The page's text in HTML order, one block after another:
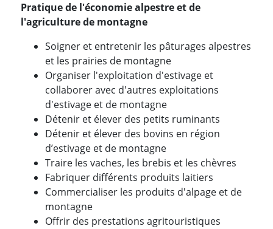
Pratique de l'économie alpestre et de
l'agriculture de montagne
Soigner et entretenir les pâturages alpestres
et les prairies de montagne
Organiser l'exploitation d'estivage et
collaborer avec d'autres exploitations
d'estivage et de montagne
Détenir et élever des petits ruminants
Détenir et élever des bovins en région
d’estivage et de montagne
Traire les vaches, les brebis et les chèvres
Fabriquer différents produits laitiers
Commercialiser les produits d'alpage et de
montagne
Offrir des prestations agritouristiques